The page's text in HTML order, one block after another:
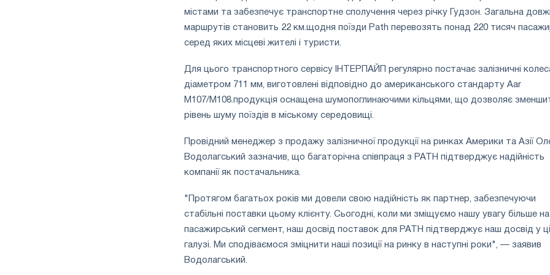
містами та забезпечує транспортне сполучення через річку Гудзон. Загальна
маршрутів становить 22 км.щодня поїзди Path перевозять понад 220 тисяч
серед яких місцеві жителі і туристи.
Для цього транспортного сервісу ІНТЕРПАЙП регулярно постачає залізничні
діаметром 711 мм, виготовлені відповідно до американського стандарту Aar
M107/M108.продукція оснащена шумопоглинаючими кільцями, що дозволяє
рівень шуму поїздів в міському середовищі.
Провідний менеджер з продажу залізничної продукції на ринках Америки та Азії
Водолагський зазначив, що багаторічна співпраця з PATH підтверджує надійність
компанії як постачальника.
"Протягом багатьох років ми довели свою надійність як партнер, забезпечуючи
стабільні поставки цьому клієнту. Сьогодні, коли ми зміщуємо нашу увагу більше на
пасажирський сегмент, наш досвід поставок для PATH підтверджує наш досвід у
галузі. Ми сподіваємося зміцнити наші позиції на ринку в наступні роки", — заявив
Водолагський.